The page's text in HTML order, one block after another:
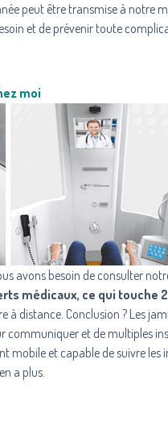
peut être transmise à notre
et de prévenir toute
moi
avons besoin de consulter
médicaux, ce qui touche
à distance. Conclusion ? Les
communiquer et de multiples
mobile et capable de suivre
a plus.